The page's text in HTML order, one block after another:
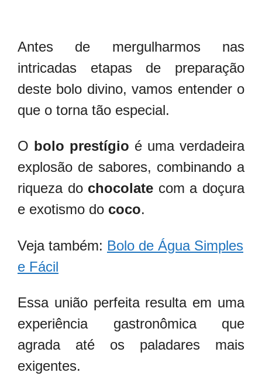
Antes de mergulharmos nas
intricadas etapas de preparação
deste bolo divino, vamos entender o
que o torna tão especial.
O bolo prestígio é uma verdadeira
explosão de sabores, combinando a
riqueza do chocolate com a doçura
e exotismo do coco.
Veja também: Bolo de Água Simples
e Fácil
Essa união perfeita resulta em uma
experiência gastronômica que
agrada até os paladares mais
exigentes.